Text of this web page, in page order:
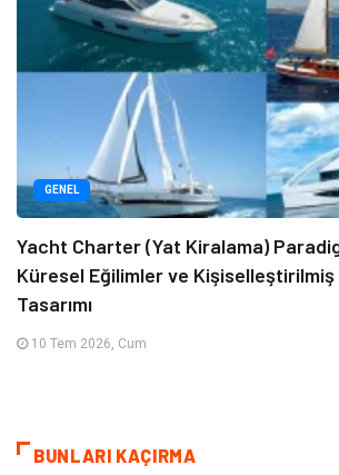
GENEL
Yacht Charter (Yat Kiralama)
Küresel Eğilimler ve
Tasarımı
10 Tem 2026, Cum
BUNLARI KAÇIRMA